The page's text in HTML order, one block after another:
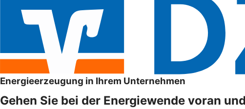
Energieerzeugung in Ihrem Unternehmen
Gehen Sie bei der Energiewende voran